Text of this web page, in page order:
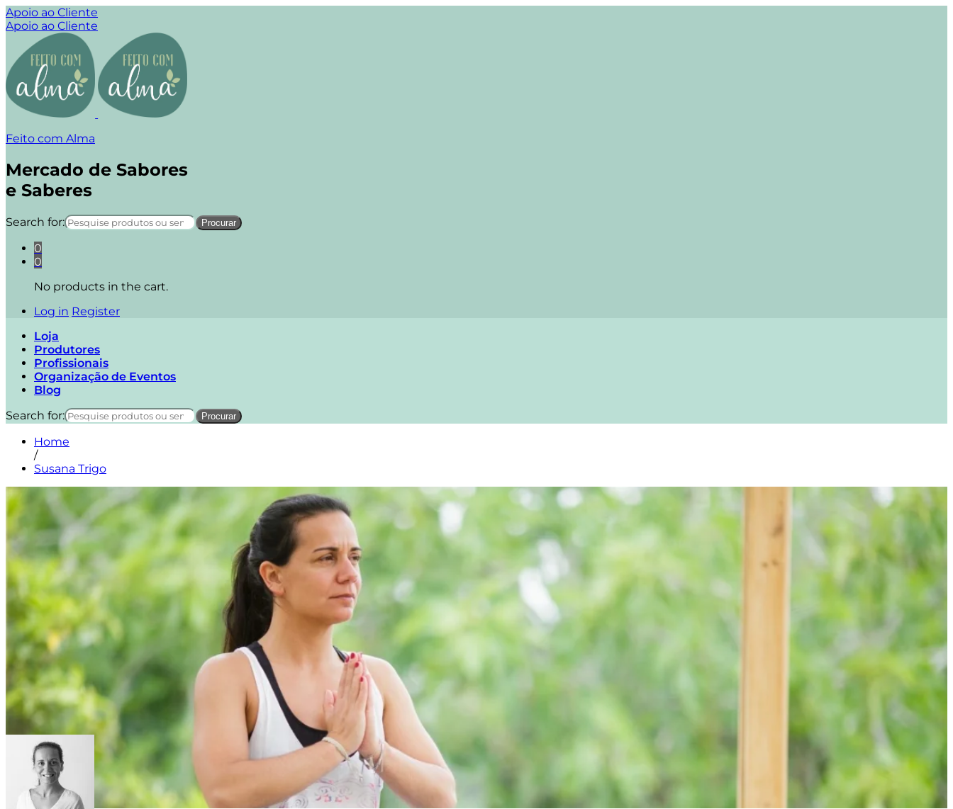
Apoio ao Cliente
Apoio ao Cliente
Feito com Alma
Mercado de Sabores
e Saberes
Search for:
0
0
No products in the cart.
Log in Register
Loja
Produtores
Profissionais
Organização de Eventos
Blog
Search for:
Home
/
Susana Trigo